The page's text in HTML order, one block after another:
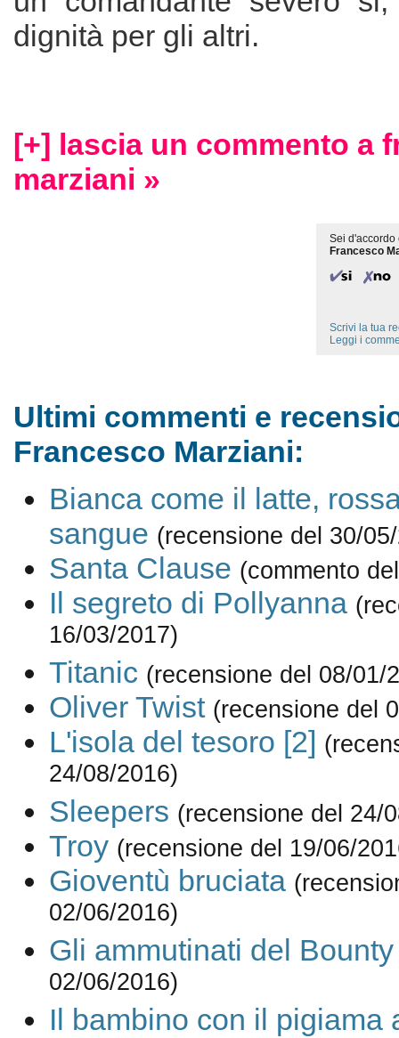
dignità per gli altri.
[+] lascia un commento a
marziani »
Sei d'accordo
Francesco
Scrivi la tua
Leggi i
Ultimi commenti e
Francesco Marziani:
Bianca come il latte,
sangue (recensione del 30/
Santa Clause (commento
Il segreto di Pollyanna
16/03/2017)
Titanic (recensione del 08/01/
Oliver Twist (recensione del
L'isola del tesoro [2]
24/08/2016)
Sleepers (recensione del 24/
Troy (recensione del 19/06/
Gioventù bruciata
02/06/2016)
Gli ammutinati del Bounty
02/06/2016)
Il bambino con il pigiama